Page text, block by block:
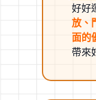
好好
放、
面的
帶來